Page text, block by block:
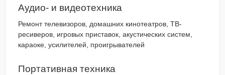
Аудио- и видеотехника
Ремонт телевизоров, домашних кинотеатров, ТВ-
ресиверов, игровых приставок, акустических систем,
караоке, усилителей, проигрывателей
Портативная техника